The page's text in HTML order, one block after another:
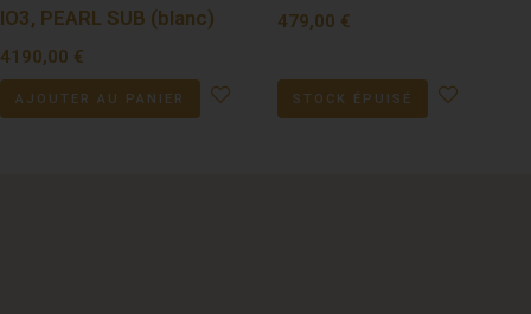
IO3, PEARL SUB (blanc)
4190,00 €
AJOUTER AU PANIER
479,00 €
STOCK ÉPUISÉ